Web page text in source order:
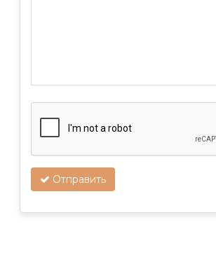
Отправить